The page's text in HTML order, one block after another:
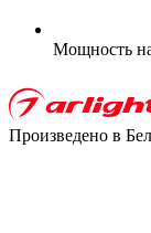
Мощность
Произведено в